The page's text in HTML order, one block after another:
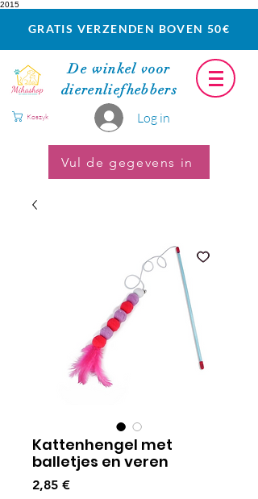
2015
GRATIS VERZENDEN BOVEN 50€
De winkel voor
dierenliefhebbers
Log in
Koszyk
Vul de gegevens in
Kattenhengel met
balletjes en veren
2,85 €Cena